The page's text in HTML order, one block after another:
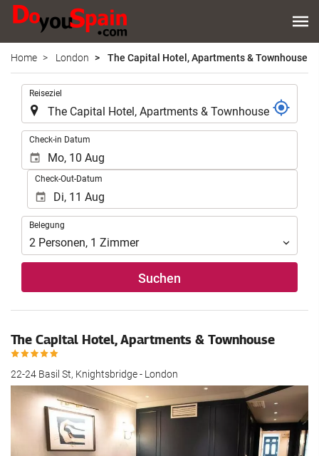
Home London The Capital Hotel, Apartments & Townhouse
Reiseziel
Check-in Datum
Check-Out-Datum
Belegung
Belegung
2 Personen, 1 Zimmer
Suchen
The Capital Hotel, Apartments & Townhouse
22-24 Basil St, Knightsbridge - London